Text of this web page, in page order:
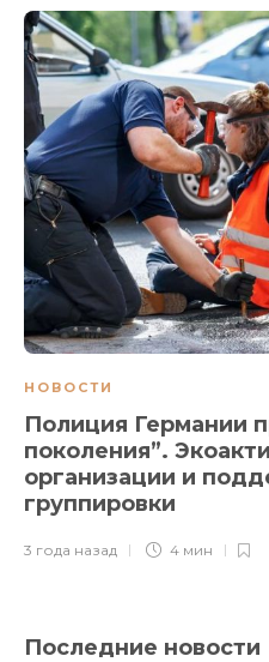
НОВОСТИ
Полиция Германии
поколения”.
организации и
группировки
3 года назад 4 мин
Последние новости